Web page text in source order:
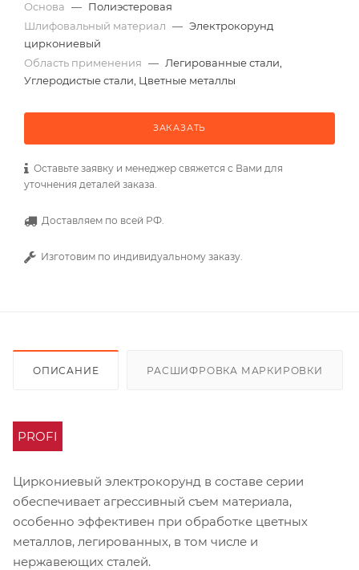
Основа — Полиэстеровая
Шлифовальный материал — Электрокорунд
циркониевый
Область применения — Легированные стали,
Углеродистые стали, Цветные металлы
ЗАКАЗАТЬ
Оставьте заявку и менеджер свяжется с Вами для
уточнения деталей заказа.
Доставляем по всей РФ.
Изготовим по индивидуальному заказу.
ОПИСАНИЕ РАСШИФРОВКА МАРКИРОВКИ
PROFI
Циркониевый электрокорунд в составе серии
обеспечивает агрессивный съем материала,
особенно эффективен при обработке цветных
металлов, легированных, в том числе и
нержавеющих сталей.